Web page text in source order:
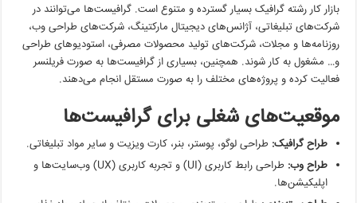
بازار کار رشته گرافیک بسیار گسترده و متنوع است. گرافیست‌ها می‌توانند در
شرکت‌های تبلیغاتی، آژانس‌های دیجیتال مارکتینگ، شرکت‌های طراحی وب،
روزنامه‌ها و مجلات، شرکت‌های تولید محصولات مصرفی، استودیوهای طراحی
و… مشغول به کار شوند. همچنین، بسیاری از گرافیست‌ها به صورت فریلنسر
فعالیت کرده و پروژه‌های مختلف را به صورت مستقل انجام می‌دهند.
موقعیت‌های شغلی برای گرافیست‌ها
طراح گرافیک: طراحی لوگو، پوستر، بنر، کارت ویزیت و سایر مواد تبلیغاتی.
طراح وب:
طراحی رابط کاربری (UI) و تجربه کاربری (UX) وب‌سایت‌ها و
اپلیکیشن‌ها.